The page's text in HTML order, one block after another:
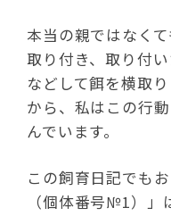
本当の親ではなく
取り付き、取り付
などして餌を横取
から、私はこの行
んでいます。
この飼育日記でも
（個体番号№1）」